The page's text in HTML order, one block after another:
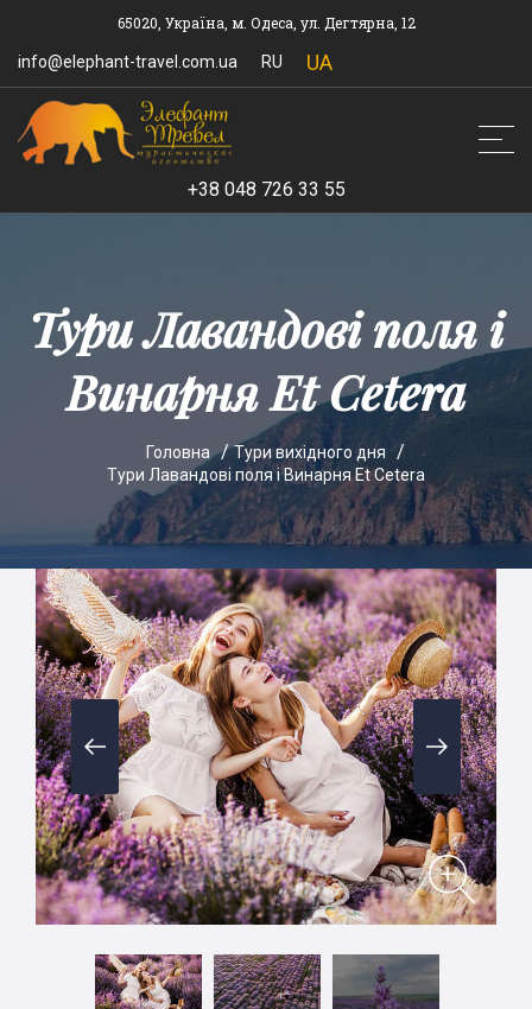
65020, Україна, м. Одеса, ул. Дегтярна, 12
info@elephant-travel.com.ua RU UA
+38 048 726 33 55
Тури Лавандові поля і
Винарня Et Cetera
Головна
Тури вихідного дня
Тури Лавандові поля і Винарня Et Cetera